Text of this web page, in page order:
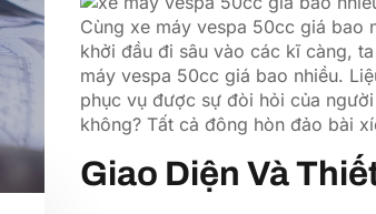
khởi đầu đi sâu vào các kĩ càng,
máy vespa 50cc giá bao nhiều.
phục vụ được sự đòi hỏi của
không? Tất cả đông hòn đảo bài
Giao Diện Và